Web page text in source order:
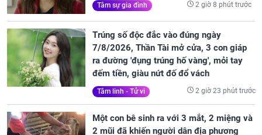
Tâm sự gia đình 2 giờ 8 phút trước
Trúng số độc đắc vào đúng ngày
7/8/2026, Thần Tài mở cửa, 3 con giáp
ra đường 'đụng trúng hố vàng', mỏi tay
đếm tiền, giàu nứt đố đổ vách
Tâm linh - Tử vi 2 giờ 23 phút trước
Một con bê sinh ra với 3 mắt, 2 miệng và
2 mũi đã khiến người dân địa phương